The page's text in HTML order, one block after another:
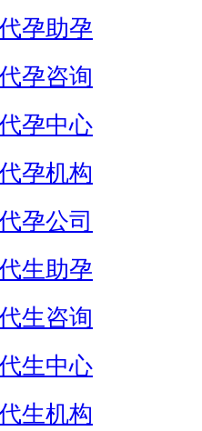
孕助孕
孕咨询
孕中心
孕机构
孕公司
生助孕
生咨询
生中心
生机构